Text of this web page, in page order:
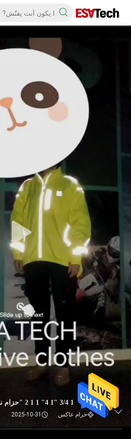
1 3/4 "1 4" 1 1 2 "حزام نايلون ملون مع شريط عاكس
حزام عاكس 2025-10-31